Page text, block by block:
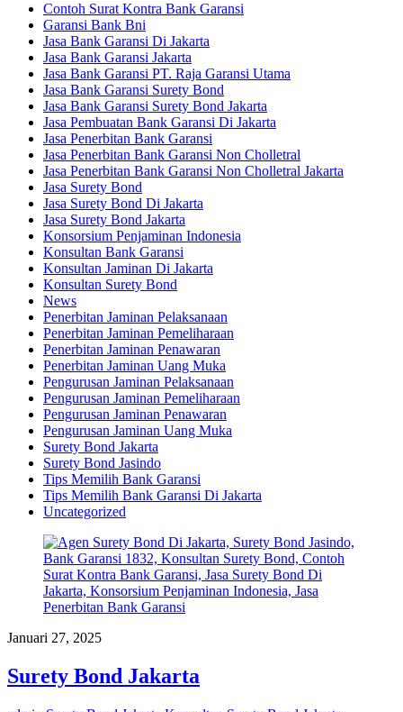
Contoh Surat Kontra Bank Garansi
Garansi Bank Bni
Jasa Bank Garansi Di Jakarta
Jasa Bank Garansi Jakarta
Jasa Bank Garansi PT. Raja Garansi Utama
Jasa Bank Garansi Surety Bond
Jasa Bank Garansi Surety Bond Jakarta
Jasa Pembuatan Bank Garansi Di Jakarta
Jasa Penerbitan Bank Garansi
Jasa Penerbitan Bank Garansi Non Cholletral
Jasa Penerbitan Bank Garansi Non Cholletral Jakarta
Jasa Surety Bond
Jasa Surety Bond Di Jakarta
Jasa Surety Bond Jakarta
Konsorsium Penjaminan Indonesia
Konsultan Bank Garansi
Konsultan Jaminan Di Jakarta
Konsultan Surety Bond
News
Penerbitan Jaminan Pelaksanaan
Penerbitan Jaminan Pemeliharaan
Penerbitan Jaminan Penawaran
Penerbitan Jaminan Uang Muka
Pengurusan Jaminan Pelaksanaan
Pengurusan Jaminan Pemeliharaan
Pengurusan Jaminan Penawaran
Pengurusan Jaminan Uang Muka
Surety Bond Jakarta
Surety Bond Jasindo
Tips Memilih Bank Garansi
Tips Memilih Bank Garansi Di Jakarta
Uncategorized
Januari 27, 2025
Surety Bond Jakarta